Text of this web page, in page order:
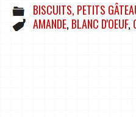
BISCUITS, PETITS
AMANDE, BLANC D'OEUF,